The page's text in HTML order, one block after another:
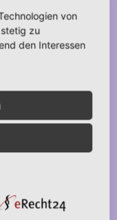
von
zu
den Interessen